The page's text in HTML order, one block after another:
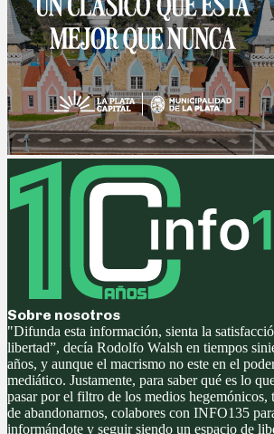
Sobre nosotros
"Difunda esta información, sienta la
libertad”, decía Rodolfo Walsh en tiempos
años, y aunque el macrismo no este en el
mediático. Justamente, para saber qué es lo
pasar por el filtro de los medios hegemónicos,
de abandonarnos, colabores con INFO135
informándote y seguir siendo un espacio de